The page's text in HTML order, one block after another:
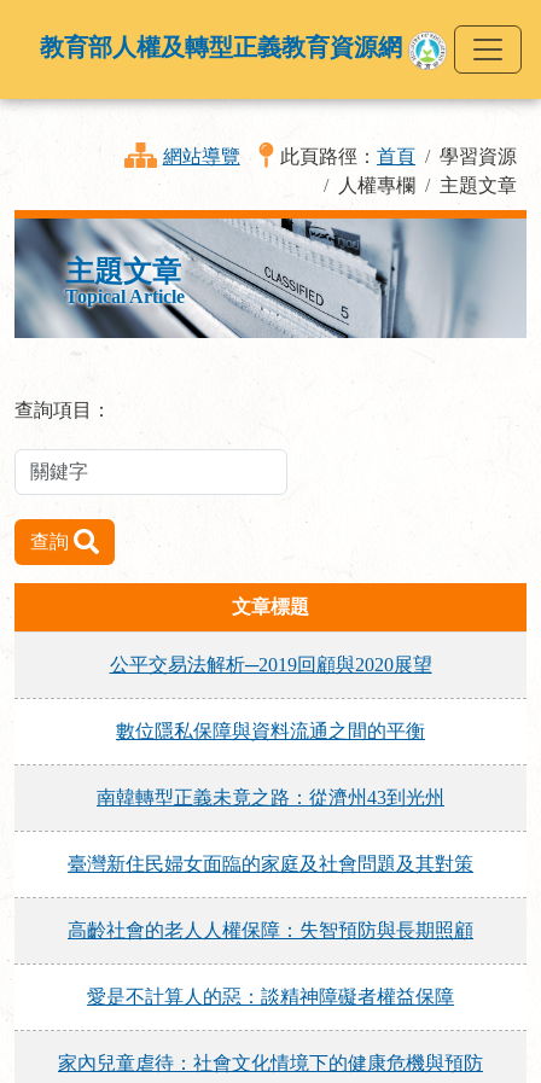
教育部人權及轉型正義教育資源網
網站導覽 此頁路徑： 首頁
學習資源
人權專欄
主題文章
主題文章
Topical Article
查詢項目：
查詢
文章標題
公平交易法解析─2019回顧與2020展望
數位隱私保障與資料流通之間的平衡
南韓轉型正義未竟之路：從濟州43到光州
臺灣新住民婦女面臨的家庭及社會問題及其對策
高齡社會的老人人權保障：失智預防與長期照顧
愛是不計算人的惡：談精神障礙者權益保障
家內兒童虐待：社會文化情境下的健康危機與預防